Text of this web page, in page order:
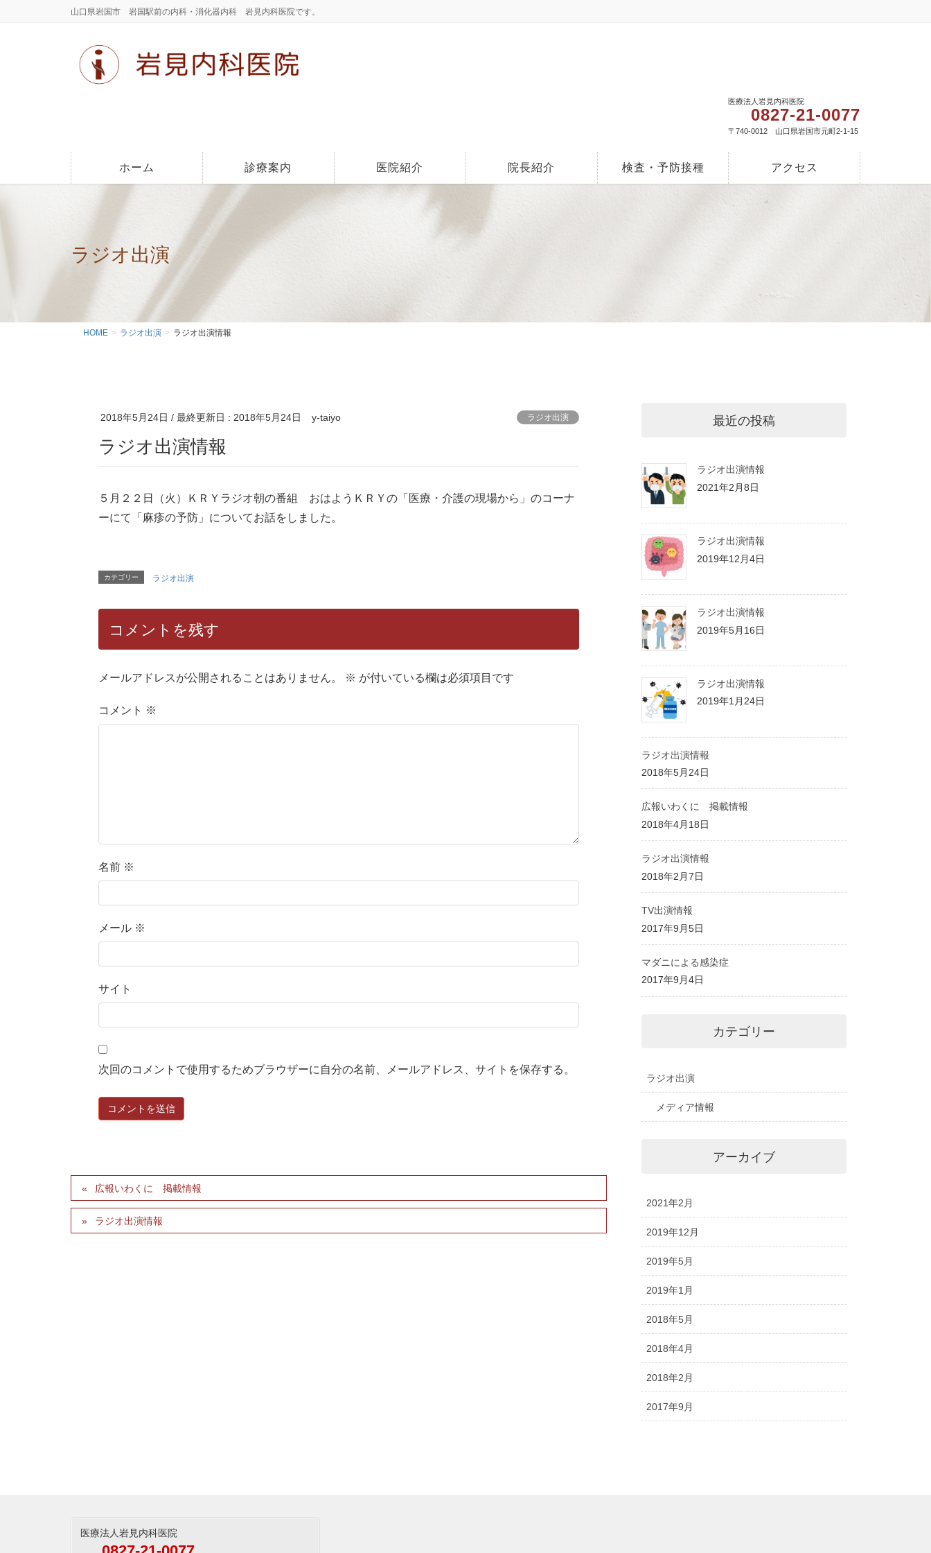
山口県岩国市 岩国駅前の内科・消化器内科 岩見内科医院です。
医療法人岩見内科医院
0827-21-0077
〒740-0012 山口県岩国市元町2-1-15
ホーム 診療案内 医院紹介 院長紹介 検査・予防接種 アクセス
ラジオ出演
HOME ラジオ出演 ラジオ出演情報
2018年5月24日 / 最終更新日 : 2018年5月24日 y-taiyo ラジオ出演
ラジオ出演情報
５月２２日（火）ＫＲＹラジオ朝の番組 おはようＫＲＹの「医療・介護の現場から」のコーナ
ーにて「 麻疹の予防」についてお話をしました。
カテゴリー ラジオ出演
コメントを残す
メールアドレスが公開されることはありません。 ※ が付いている欄は必須項目です
コメント ※
名前 ※
メール ※
サイト
次回のコメントで使用するためブラウザーに自分の名前、メールアドレス、サイトを保存する。
広報いわくに 掲載情報
ラジオ出演情報
最近の投稿
ラジオ出演情報
2021年2月8日
ラジオ出演情報
2019年12月4日
ラジオ出演情報
2019年5月16日
ラジオ出演情報
2019年1月24日
ラジオ出演情報
2018年5月24日
広報いわくに 掲載情報
2018年4月18日
ラジオ出演情報
2018年2月7日
TV出演情報
2017年9月5日
マダニによる感染症
2017年9月4日
カテゴリー
ラジオ出演
メディア情報
アーカイブ
2021年2月
2019年12月
2019年5月
2019年1月
2018年5月
2018年4月
2018年2月
2017年9月
医療法人岩見内科医院